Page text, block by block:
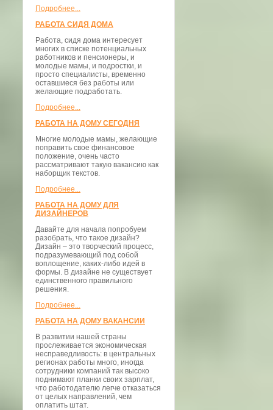
Подробнее...
РАБОТА СИДЯ ДОМА
Работа, сидя дома интересует
многих в списке потенциальных
работников и пенсионеры, и
молодые мамы, и подростки, и
просто специалисты, временно
оставшиеся без работы или
желающие подработать.
Подробнее...
РАБОТА НА ДОМУ СЕГОДНЯ
Многие молодые мамы, желающие
поправить свое финансовое
положение, очень часто
рассматривают такую вакансию как
наборщик текстов.
Подробнее...
РАБОТА НА ДОМУ ДЛЯ
ДИЗАЙНЕРОВ
Давайте для начала попробуем
разобрать, что такое дизайн?
Дизайн – это творческий процесс,
подразумевающий под собой
воплощение, каких-либо идей в
формы. В дизайне не существует
единственного правильного
решения.
Подробнее...
РАБОТА НА ДОМУ ВАКАНСИИ
В развитии нашей страны
прослеживается экономическая
несправедливость: в центральных
регионах работы много, иногда
сотрудники компаний так высоко
поднимают планки своих зарплат,
что работодателю легче отказаться
от целых направлений, чем
оплатить штат.